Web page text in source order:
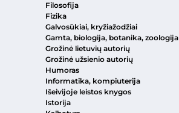
Filosofija
Fizika
Galvosūkiai, kryžiažodžiai
Gamta, biologija, botanika, zoologija
Grožinė lietuvių autorių
Grožinė užsienio autorių
Humoras
Informatika, kompiuterija
Išeivijoje leistos knygos
Istorija